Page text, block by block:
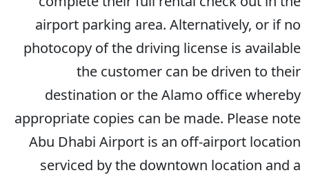
airport parking area. Alternatively, or if no
photocopy of the driving license is available
the customer can be driven to their
destination or the Alamo office whereby
appropriate copies can be made. Please note
Abu Dhabi Airport is an off-airport location
serviced by the downtown location and a